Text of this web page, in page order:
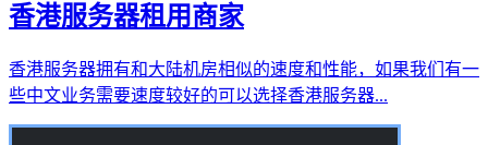
香港服务器租用商家
香港服务器拥有和大陆机房相似的速度和性能，如果我们有一
些中文业务需要速度较好的可以选择香港服务器...